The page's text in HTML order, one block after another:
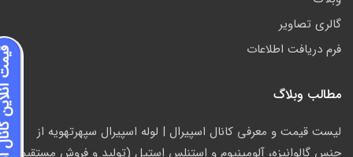
گالری تصاویر
فرم دریافت اطلاعات
مطالب وبلاگ
ليست قیمت و معرفي کانال اسپیرال | لوله اسپيرال سپهرتهويه از
جنس گالوانیزه، آلومينيوم و استنلس استيل (توليد و فروش مستقيم